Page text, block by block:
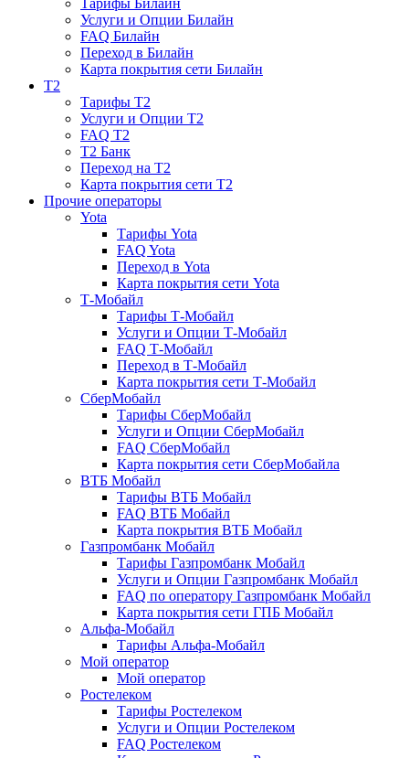
Тарифы Билайн
Услуги и Опции Билайн
FAQ Билайн
Переход в Билайн
Карта покрытия сети Билайн
T2
Тарифы T2
Услуги и Опции T2
FAQ T2
T2 Банк
Переход на T2
Карта покрытия сети T2
Прочие операторы
Yota
Тарифы Yota
FAQ Yota
Переход в Yota
Карта покрытия сети Yota
Т-Мобайл
Тарифы Т-Мобайл
Услуги и Опции Т-Мобайл
FAQ Т-Мобайл
Переход в Т-Мобайл
Карта покрытия сети Т-Мобайл
СберМобайл
Тарифы СберМобайл
Услуги и Опции СберМобайл
FAQ СберМобайл
Карта покрытия сети СберМобайлa
ВТБ Мобайл
Тарифы ВТБ Мобайл
FAQ ВТБ Мобайл
Карта покрытия ВТБ Мобайл
Газпромбанк Мобайл
Тарифы Газпромбанк Мобайл
Услуги и Опции Газпромбанк Мобайл
FAQ по оператору Газпромбанк Мобайл
Карта покрытия сети ГПБ Мобайл
Альфа-Мобайл
Тарифы Альфа-Мобайл
Мой оператор
Мой оператор
Ростелеком
Тарифы Ростелеком
Услуги и Опции Ростелеком
FAQ Ростелеком